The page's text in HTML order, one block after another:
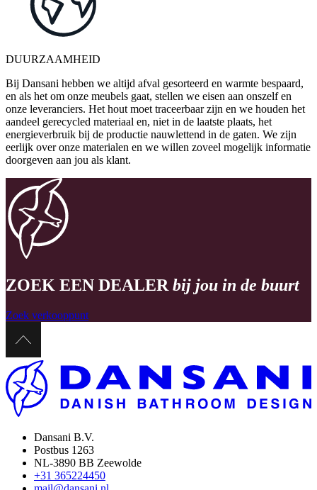
DUURZAAMHEID
Bij Dansani hebben we altijd afval gesorteerd en warmte bespaard,
en als het om onze meubels gaat, stellen we eisen aan onszelf en
onze leveranciers. Het hout moet traceerbaar zijn en we houden het
aandeel gerecycled materiaal en, niet in de laatste plaats, het
energieverbruik bij de productie nauwlettend in de gaten. We zijn
eerlijk over onze materialen en we willen zoveel mogelijk informatie
doorgeven aan jou als klant.
ZOEK EEN DEALER bij jou in de buurt
Zoek verkooppunt
Dansani B.V.
Postbus 1263
NL-3890 BB Zeewolde
+31 365224450